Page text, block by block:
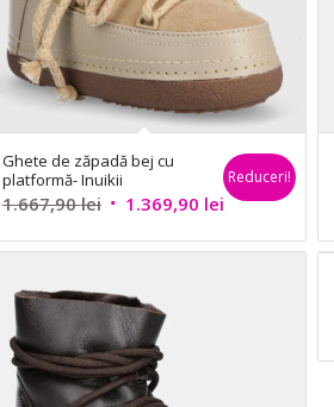
Ghete de zăpadă bej cu
platformă- Inuikii
1.667,90lei Prețul
a
fost:
1.667,90 lei.
1.369,90 leiPrețul
este:
Reduceri!